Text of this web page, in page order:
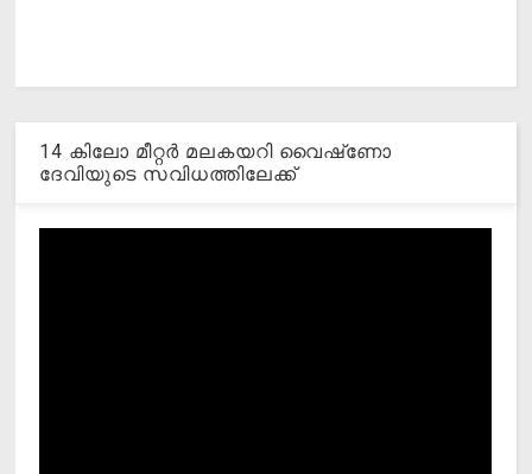
14 കിലോ മീറ്റര്‍ മലകയറി വൈഷ്‌ണോ
ദേവിയുടെ സവിധത്തിലേക്ക്